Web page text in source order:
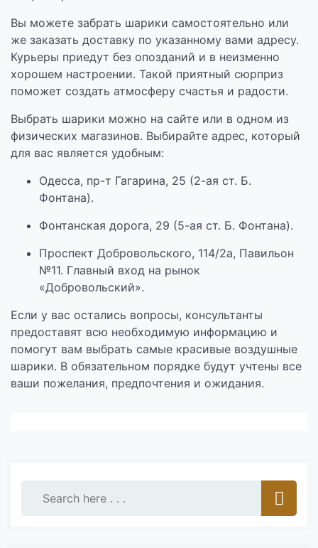
Вы можете забрать шарики самостоятельно или
же заказать доставку по указанному вами адресу.
Курьеры приедут без опозданий и в неизменно
хорошем настроении. Такой приятный сюрприз
поможет создать атмосферу счастья и радости.
Выбрать шарики можно на сайте или в одном из
физических магазинов. Выбирайте адрес, который
для вас является удобным:
Одесса, пр-т Гагарина, 25 (2-ая ст. Б.
Фонтана).
Фонтанская дорога, 29 (5-ая ст. Б. Фонтана).
Проспект Добровольского, 114/2а, Павильон
№11. Главный вход на рынок
«Добровольский».
Если у вас остались вопросы, консультанты
предоставят всю необходимую информацию и
помогут вам выбрать самые красивые воздушные
шарики. В обязательном порядке будут учтены все
ваши пожелания, предпочтения и ожидания.